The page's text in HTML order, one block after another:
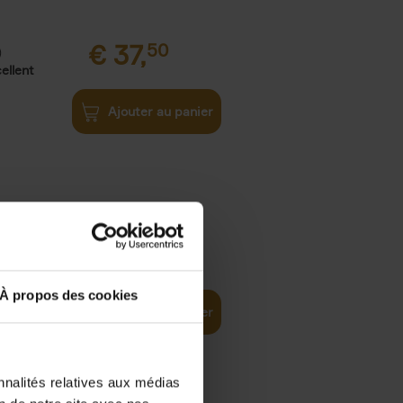
À propos des cookies
relatives aux médias
€ 37,50
Ajouter au panier
world 29,99
Ajouter au panier